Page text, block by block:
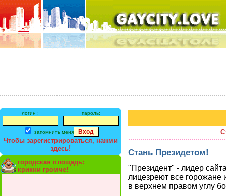
логин : пароль:
запомнить меня
Чтобы зарегистрироваться, нажми
здесь!
городская площадь:
крикни громче!
Стань Президетом!
"Президент" - лидер
лицезреют все горожане
в верхнем правом углу